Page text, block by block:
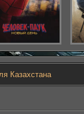
Казахстана